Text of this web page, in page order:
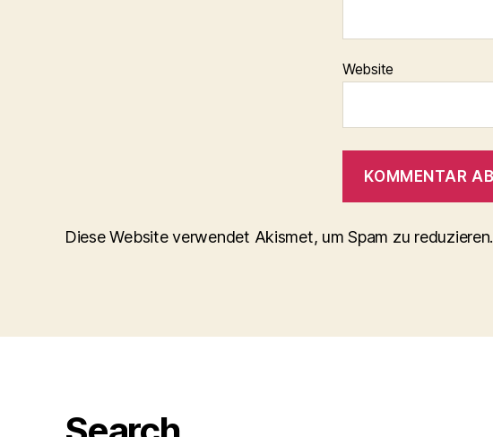
Website
Diese Website verwendet Akismet, um Spam zu reduzieren.